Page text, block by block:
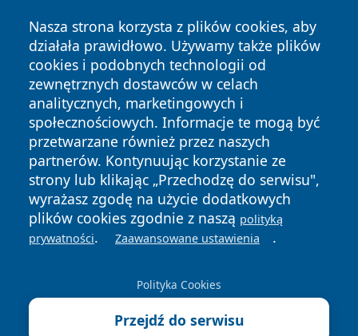
Nasza strona korzysta z plików cookies, aby
działała prawidłowo. Używamy także plików
cookies i podobnych technologii od
zewnętrznych dostawców w celach
analitycznych, marketingowych i
społecznościowych. Informacje te mogą być
przetwarzane również przez naszych
partnerów. Kontynuując korzystanie ze
strony lub klikając „Przechodzę do serwisu",
wyrażasz zgodę na użycie dodatkowych
plików cookies zgodnie z naszą polityką
prywatności. Zaawansowane ustawienia .
Polityka Cookies
Przejdź do serwisu
Copyright © 2026 faktybytom.pl Wszystkie prawa zastrzeżone.
News Autorzy
Polityka
Prywatności
Polityka
Cookies